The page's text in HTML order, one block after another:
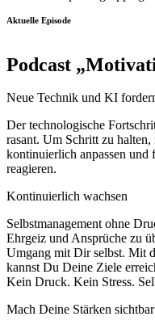
Aktuelle Episode
Podcast
Neue Technik und KI
Der technologische
rasant. Um Schritt zu
kontinuierlich anpassen und
reagieren.
Kontinuierlich wachsen
Selbstmanagement ohne
Ehrgeiz und Ansprüche zu
Umgang mit Dir selbst. Mit
kannst Du Deine Ziele
Kein Druck. Kein Stress.
Mach Deine Stärken sichtbar